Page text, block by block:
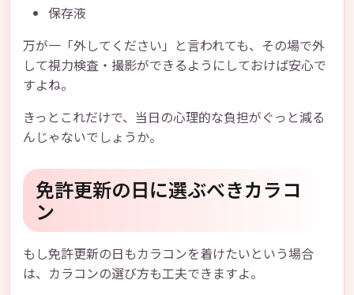
保存液
万が一「外してください」と言われても、その場で外
して視力検査・撮影ができるようにしておけば安心で
すよね。
きっとこれだけで、当日の心理的な負担がぐっと減る
んじゃないでしょうか。
免許更新の日に選ぶべきカラコ
ン
もし免許更新の日もカラコンを着けたいという場合
は、カラコンの選び方も工夫できますよ。